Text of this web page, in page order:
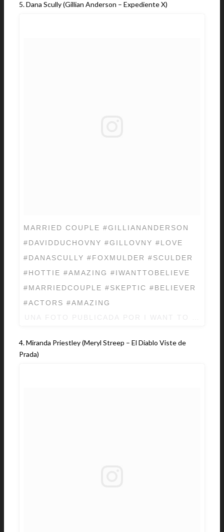
5. Dana Scully (Gillian Anderson – Expediente X)
MARRIED COUPLE #GILLIANANDERSON
#DAVIDDUCHOVNY #GILLOVNY #LOVE
#DANASCULLY #FOXMULDER #SCULDER
#HOTTIE #AMAZING #IWANTTOBELIEVE
#MARRIEDCOUPLE #SKEPTIC #BELIEVER
#ACTORS #AMAZING
4. Miranda Priestley (Meryl Streep – El Diablo Viste de
Prada)